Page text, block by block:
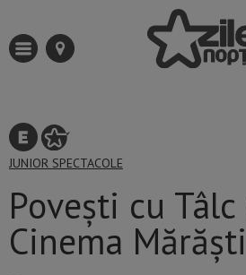
JUNIOR SPECTACOLE
Povești cu
Cinema